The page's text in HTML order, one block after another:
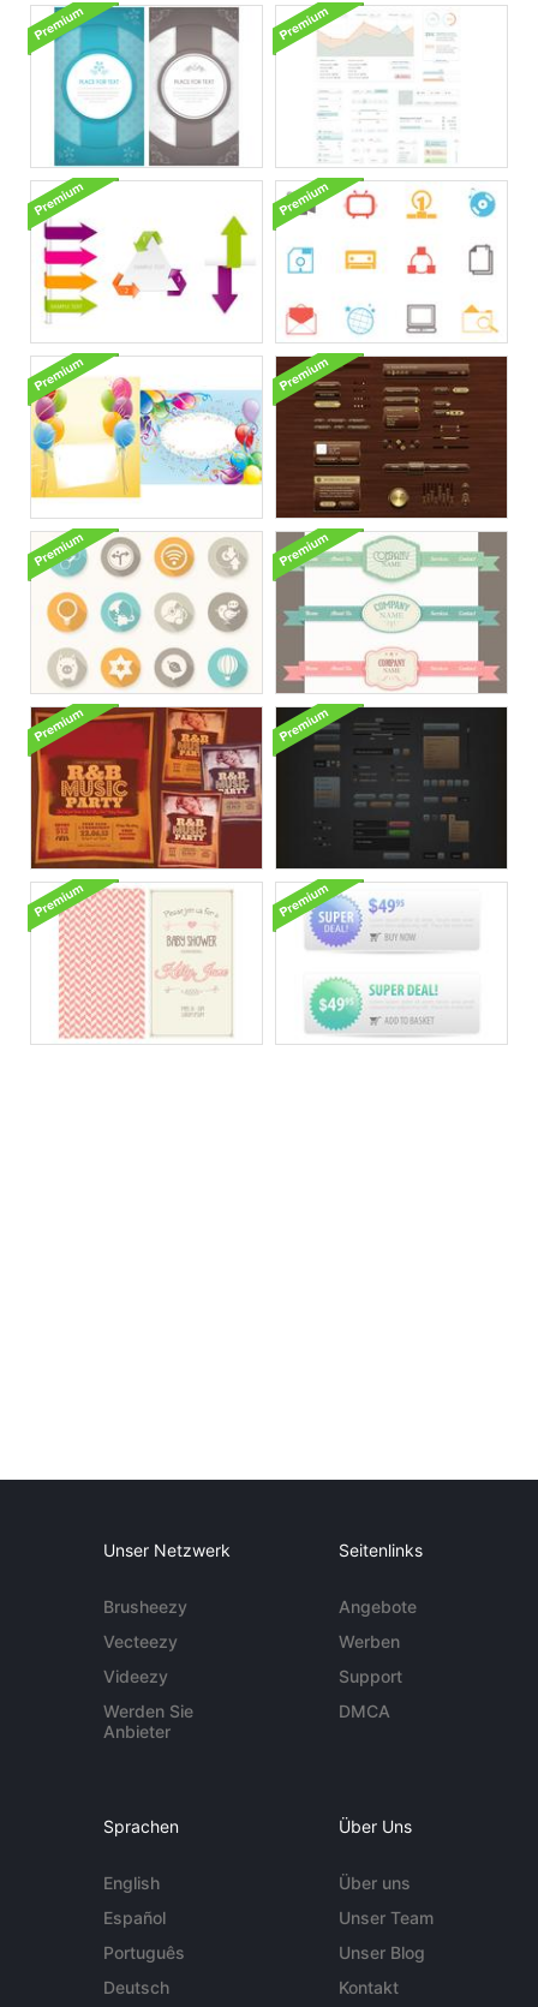
Unser Netzwerk
Brusheezy
Vecteezy
Videezy
Werden Sie
Anbieter
Seitenlinks
Angebote
Werben
Support
DMCA
Sprachen
English
Español
Português
Deutsch
Über Uns
Über uns
Unser Team
Unser Blog
Kontakt